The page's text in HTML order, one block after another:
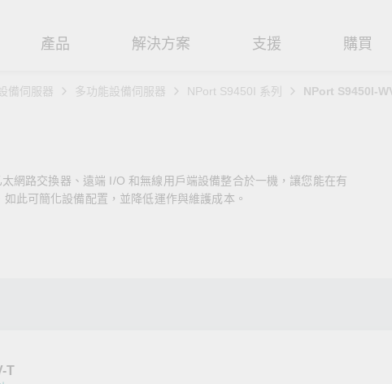
產品
路由器 串列轉接器
解決方案
運輸 時效性網路 (TSN)
支援
FAQs 保固政策
購買
與創新
創造永續價值
備伺服器 多功能設備伺服器 NPort S9450I 系列 NPort S9450I-
網路交換器、遠端 I/O 和無線用戶端設備整合於一機，讓您能在有
此可簡化設備配置，並降低運作與維護成本。
T